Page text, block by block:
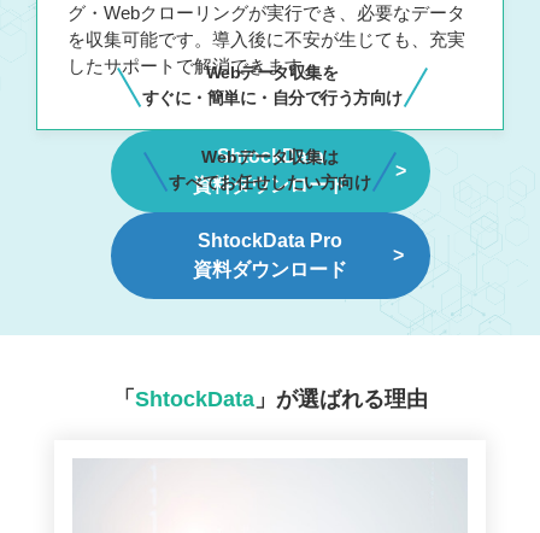
グ・Webクローリングが実行でき、必要なデータ
を収集可能です。導入後に不安が生じても、充実
したサポートで解消できます。
Webデータ収集を
すぐに・簡単に・自分で行う方向け
ShtockData
資料ダウンロード
Webデータ収集は
すべてお任せしたい方向け
ShtockData Pro
資料ダウンロード
「 ShtockData」が選ばれる理由